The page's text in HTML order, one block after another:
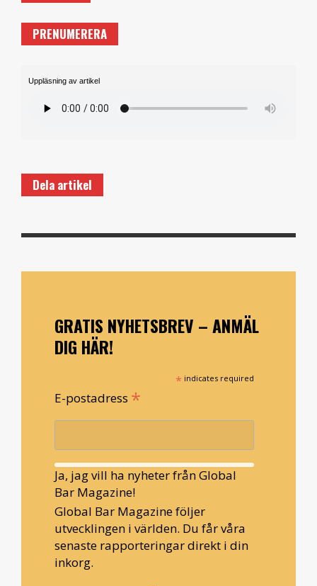
PRENUMERERA
Uppläsning av artikel
Dela artikel
GRATIS NYHETSBREV – ANMÄL
DIG HÄR!
* indicates required
E-postadress *
Ja, jag vill ha nyheter från Global
Bar Magazine!
Global Bar Magazine följer
utvecklingen i världen. Du får våra
senaste rapporteringar direkt i din
inkorg.